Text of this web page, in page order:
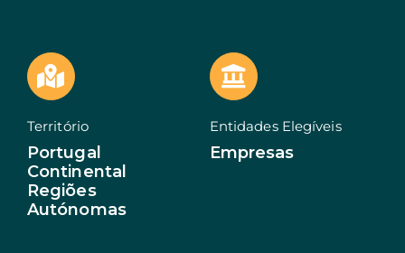
Território
Portugal
Continental
Regiões
Autónomas
Entidades Elegíveis
Empresas